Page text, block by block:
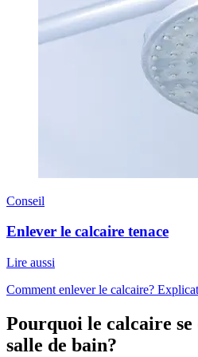
Conseil
Enlever le calcaire tenace
Lire aussi
Comment enlever le calcaire?
Pourquoi le calcaire se
salle de bain?